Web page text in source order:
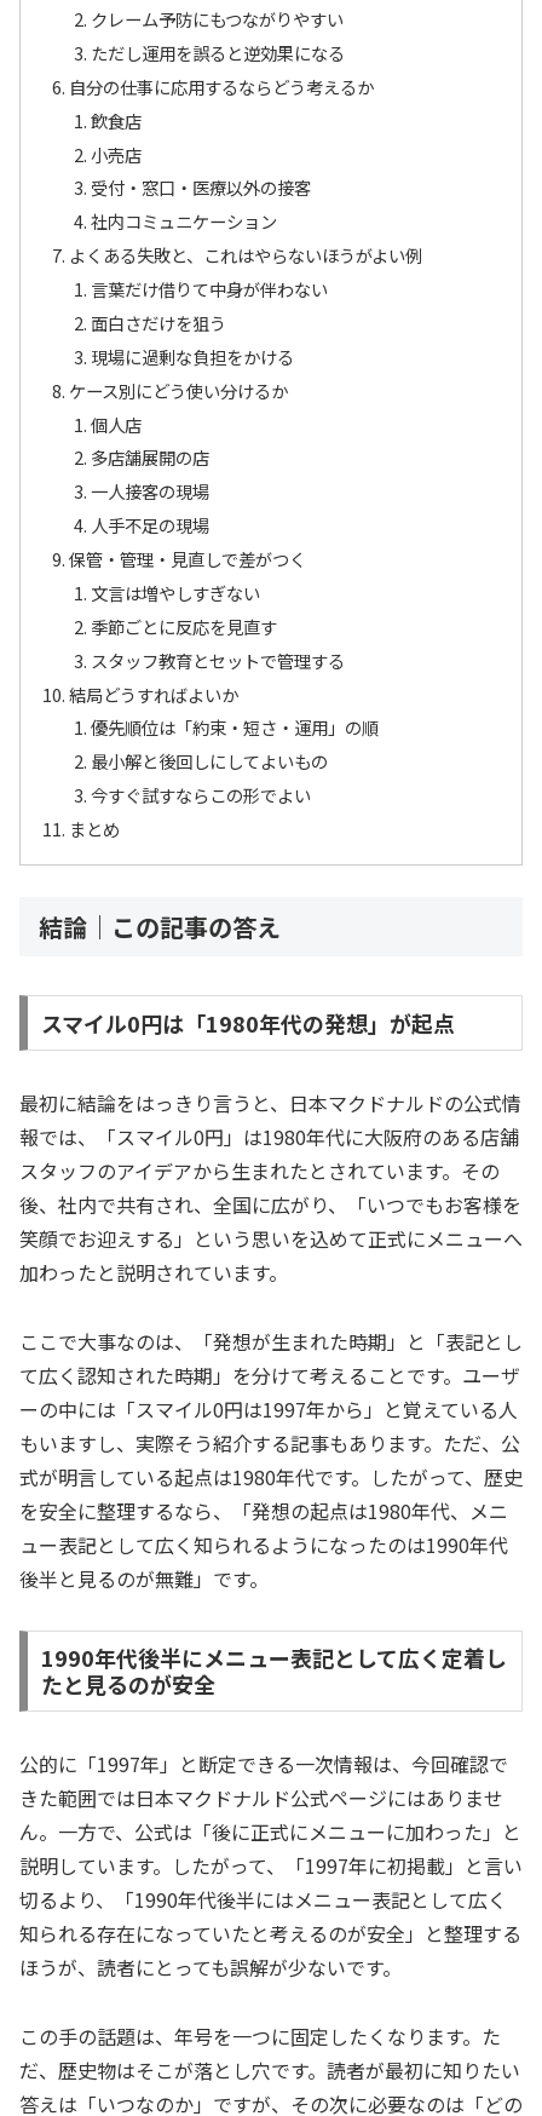
クレーム予防にもつながりやすい
ただし運用を誤ると逆効果になる
自分の仕事に応用するならどう考えるか
飲食店
小売店
受付・窓口・医療以外の接客
社内コミュニケーション
よくある失敗と、これはやらないほうがよい例
言葉だけ借りて中身が伴わない
面白さだけを狙う
現場に過剰な負担をかける
ケース別にどう使い分けるか
個人店
多店舗展開の店
一人接客の現場
人手不足の現場
保管・管理・見直しで差がつく
文言は増やしすぎない
季節ごとに反応を見直す
スタッフ教育とセットで管理する
結局どうすればよいか
優先順位は「約束・短さ・運用」の順
最小解と後回しにしてよいもの
今すぐ試すならこの形でよい
まとめ
結論｜この記事の答え
スマイル0円は「1980年代の発想」が起点
最初に結論をはっきり言うと、日本マクドナルドの公式情
報では、「スマイル0円」は1980年代に大阪府のある店舗
スタッフのアイデアから生まれたとされています。その
後、社内で共有され、全国に広がり、「いつでもお客様を
笑顔でお迎えする」という思いを込めて正式にメニューへ
加わったと説明されています。
ここで大事なのは、「発想が生まれた時期」と「表記とし
て広く認知された時期」を分けて考えることです。ユーザ
ーの中には「スマイル0円は1997年から」と覚えている人
もいますし、実際そう紹介する記事もあります。ただ、公
式が明言している起点は1980年代です。したがって、歴史
を安全に整理するなら、「発想の起点は1980年代、メニ
ュー表記として広く知られるようになったのは1990年代
後半と見るのが無難」です。
1990年代後半にメニュー表記として広く定着し
たと見るのが安全
公的に「1997年」と断定できる一次情報は、今回確認で
きた範囲では日本マクドナルド公式ページにはありませ
ん。一方で、公式は「後に正式にメニューに加わった」と
説明しています。したがって、「1997年に初掲載」と言い
切るより、「1990年代後半にはメニュー表記として広く
知られる存在になっていたと考えるのが安全」と整理する
ほうが、読者にとっても誤解が少ないです。
この手の話題は、年号を一つに固定したくなります。た
だ、歴史物はそこが落とし穴です。読者が最初に知りたい
答えは「いつなのか」ですが、その次に必要なのは「どの